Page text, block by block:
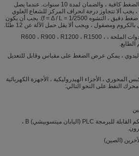
ب) يجب أن يكون صلابة إطار آلة الضغط كافية ، والضمان لمدة 10 سنوات. عندما يصل
ضغط القالب العلوي إلى 20Mpa ، يجب ألا تتجاوز درجة انحراف المركز للشعاع العلوي
والسفلي 1.8 مم (تحقيق مستوى ضغط دقيق ، التشوه f = Δ / L = 1/2500). يجب أن يكون
ومصقول ، ويجب ألا يقل حمل الآلة عن 12 طنًا.
ج) البائع يوفر 5 مجموعات من الأدوات الملحة ، R600 ، R900 ، R1200 ، R1500 ،
، يمكن عرض الضغط على مقياس وقابل للتعديل
، الأجزاء الهيدروليكية ، الأجهزة الكهربائية
النفط على النحو التالي:
الأجهزة الكهربائية: A ، وحدة التحكم القابلة للبرمجة PLC (اليابان ميتسوبيشي) B ،